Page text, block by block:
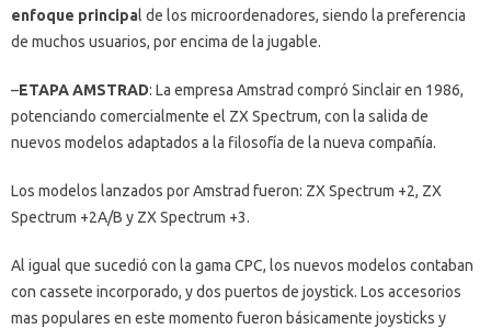
enfoque principal de los microordenadores, siendo la preferencia
de muchos usuarios, por encima de la jugable.
–ETAPA AMSTRAD: La empresa Amstrad compró Sinclair en 1986,
potenciando comercialmente el ZX Spectrum, con la salida de
nuevos modelos adaptados a la filosofía de la nueva compañía.
Los modelos lanzados por Amstrad fueron: ZX Spectrum +2, ZX
Spectrum +2A/B y ZX Spectrum +3.
Al igual que sucedió con la gama CPC, los nuevos modelos contaban
con cassete incorporado, y dos puertos de joystick. Los accesorios
mas populares en este momento fueron básicamente joysticks y